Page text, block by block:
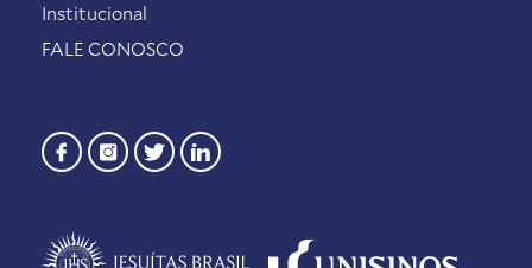
Institucional
FALE CONOSCO